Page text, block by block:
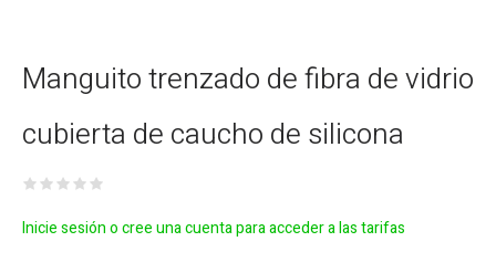
Manguito trenzado de fibra de vidrio
cubierta de caucho de silicona
Inicie sesión o cree una cuenta para acceder a las tarifas